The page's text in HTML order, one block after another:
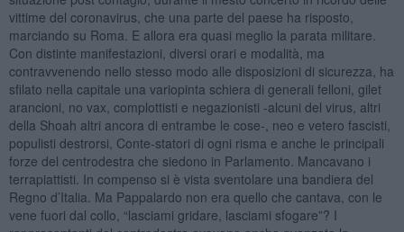
vittime del coronavirus, che una parte del paese ha risposto,
marciando su Roma. E allora era quasi meglio la parata militare.
Con distinte manifestazioni, diversi orari e modalità, ma
contravvenendo nello stesso modo alle disposizioni di sicurezza, ha
sfilato nella capitale una variopinta schiera di generali felloni, gilet
arancioni, no vax, complottisti e negazionisti -alcuni del virus, altri
della Shoah altri ancora di entrambe le cose-, neo e vetero fascisti,
populisti destrorsi, Conte-statori di ogni risma e anche le principali
forze del centrodestra che siedono in Parlamento. Mancavano i
terrapiattisti. In compenso si è vista sventolare una bandiera del
Regno d’Italia. Ma Pappalardo non era quello che cantava, con le
vene fuori dal collo, “lasciami gridare, lasciami sfogare”? I